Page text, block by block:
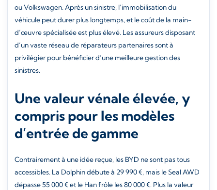
ou Volkswagen. Après un sinistre, l’immobilisation du
véhicule peut durer plus longtemps, et le coût de la main-
d’œuvre spécialisée est plus élevé. Les assureurs disposant
d’un vaste réseau de réparateurs partenaires sont à
privilégier pour bénéficier d’une meilleure gestion des
sinistres.
Une valeur vénale élevée, y
compris pour les modèles
d’entrée de gamme
Contrairement à une idée reçue, les BYD ne sont pas tous
accessibles. La Dolphin débute à 29 990 €, mais le Seal AWD
dépasse 55 000 € et le Han frôle les 80 000 €. Plus la valeur